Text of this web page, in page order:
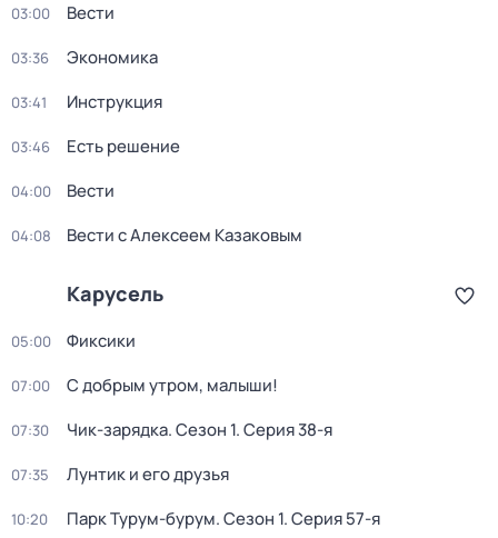
03:00 Вести
03:36 Экономика
03:41 Инструкция
03:46 Есть решение
04:00 Вести
04:08 Вести с Алексеем Казаковым
Карусель
05:00 Фиксики
07:00 С добрым утром, малыши!
07:30 Чик-зарядка. Сезон 1. Серия 38-я
07:35 Лунтик и его друзья
10:20 Парк Турум-бурум. Сезон 1. Серия 57-я